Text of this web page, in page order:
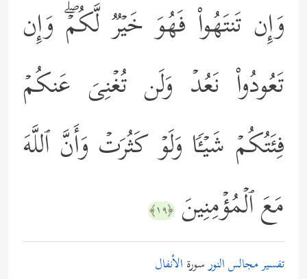
وَإِن تَنتَهُواْ فَهُوَ خَیۡرࣱ لَّكُمۡۖ وَإِن
تَعُودُواْ نَعُدۡ وَلَن تُغۡنِیَ عَنكُمۡ
فِئَتُكُمۡ شَیۡـࣰٔا وَلَوۡ كَثُرَتۡ وَأَنَّ ٱللَّهَ
مَعَ ٱلۡمُؤۡمِنِینَ ﴿١٩﴾
تفسير مجالس النورسورة الأنفال